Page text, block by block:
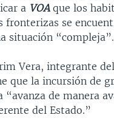
a VOAque los
fronterizas se
situación “compleja”.
Vera, integrante
que la incursión de
“avanza de manera
del Estado.”